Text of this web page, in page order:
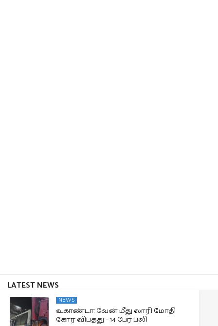
LATEST NEWS
NEWS
உகாண்டா: வேன் மீது லாரி மோதி
கோர விபத்து – 14 பேர் பலி